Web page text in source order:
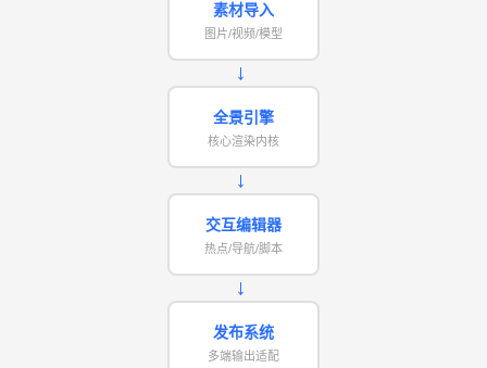
素材导入
图片/视频/模型
→
全景引擎
核心渲染内核
→
交互编辑器
热点/导航/脚本
→
发布系统
多端输出适配